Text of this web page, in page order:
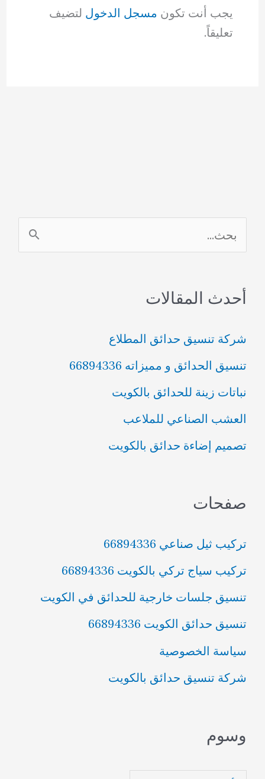
يجب أنت تكون مسجل الدخول لتضيف
تعليقاً.
ل
ح
ع
ن
:
أحدث المقالات
شركة تنسيق حدائق المطلاع
تنسيق الحدائق و مميزاته 66894336
نباتات زينة للحدائق بالكويت
العشب الصناعي للملاعب
تصميم إضاءة حدائق بالكويت
صفحات
تركيب ثيل صناعي 66894336
تركيب سياج تركي بالكويت 66894336
تنسيق جلسات خارجية للحدائق في الكويت
تنسيق حدائق الكويت 66894336
سياسة الخصوصية
شركة تنسيق حدائق بالكويت
وسوم